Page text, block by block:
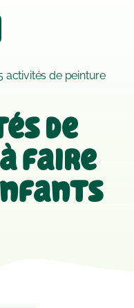
activités de peinture
de
faire